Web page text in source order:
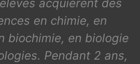
acquièrent des
en chimie, en
biochimie, en biologie
Pendant 2 ans,